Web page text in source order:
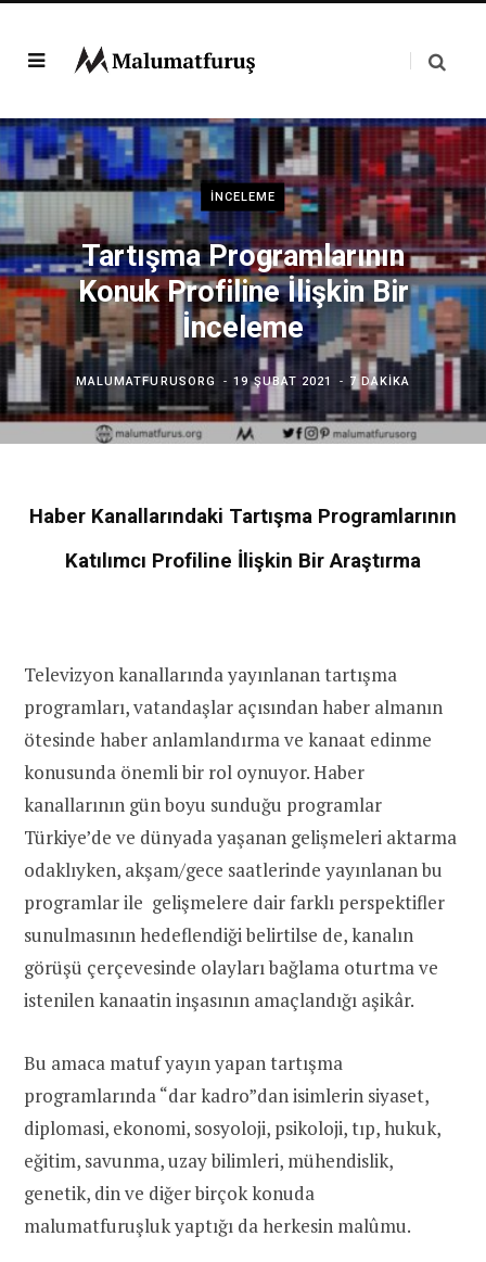
İNCELEME
Tartışma Programlarının
Konuk Profiline İlişkin Bir
İnceleme
MALUMATFURUSORG 19 ŞUBAT 2021 7 DAKIKA
Haber Kanallarındaki Tartışma Programlarının
Katılımcı Profiline İlişkin Bir Araştırma
Televizyon kanallarında yayınlanan tartışma
programları, vatandaşlar açısından haber almanın
ötesinde haber anlamlandırma ve kanaat edinme
konusunda önemli bir rol oynuyor. Haber
kanallarının gün boyu sunduğu programlar
Türkiye’de ve dünyada yaşanan gelişmeleri aktarma
odaklıyken, akşam/gece saatlerinde yayınlanan bu
programlar ile gelişmelere dair farklı perspektifler
sunulmasının hedeflendiği belirtilse de, kanalın
görüşü çerçevesinde olayları bağlama oturtma ve
istenilen kanaatin inşasının amaçlandığı aşikâr.
Bu amaca matuf yayın yapan tartışma
programlarında “dar kadro”dan isimlerin siyaset,
diplomasi, ekonomi, sosyoloji, psikoloji, tıp, hukuk,
eğitim, savunma, uzay bilimleri, mühendislik,
genetik, din ve diğer birçok konuda
malumatfuruşluk yaptığı da herkesin malûmu.